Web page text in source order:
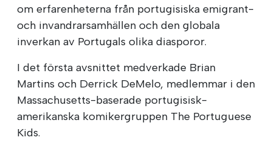
om erfarenheterna från portugisiska emigrant-
och invandrarsamhällen och den globala
inverkan av Portugals olika diasporor.
I det första avsnittet medverkade Brian
Martins och Derrick DeMelo, medlemmar i den
Massachusetts-baserade portugisisk-
amerikanska komikergruppen The Portuguese
Kids.